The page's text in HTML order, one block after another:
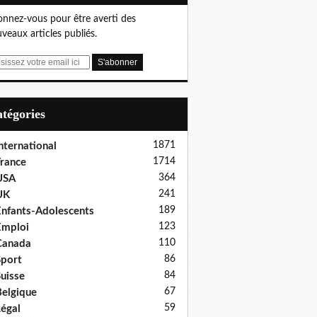
vous pour être averti des
articles publiés.
1871
1714
364
241
Adolescents 189
123
110
86
84
67
59